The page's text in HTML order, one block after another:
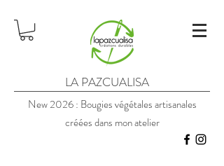
LA PAZCUALISA
New 2026 : Bougies végétales artisanales
créées dans mon atelier